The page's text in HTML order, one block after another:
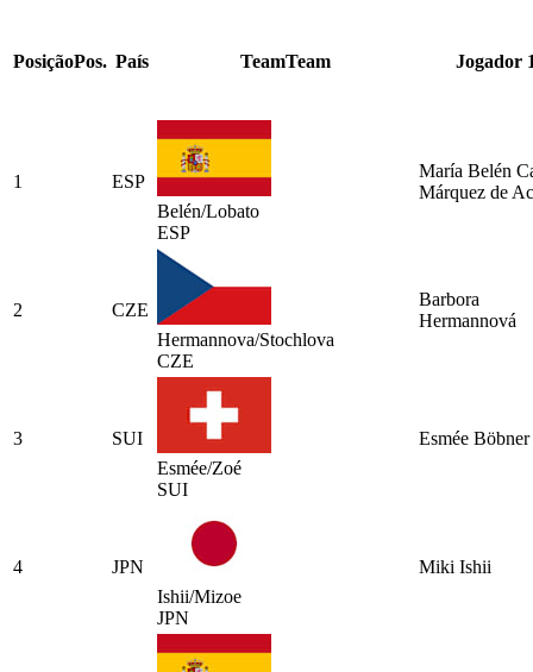
PosiçãoPos. País TeamTeam Jogador
1
ESP
Belén/Lobato
ESP
María Belén
Márquez de
2
CZE
Hermannova/Stochlova
CZE
Barbora
Hermannová
3
SUI
Esmée/Zoé
SUI
Esmée Böbner
4
JPN
Ishii/Mizoe
JPN
Miki Ishii